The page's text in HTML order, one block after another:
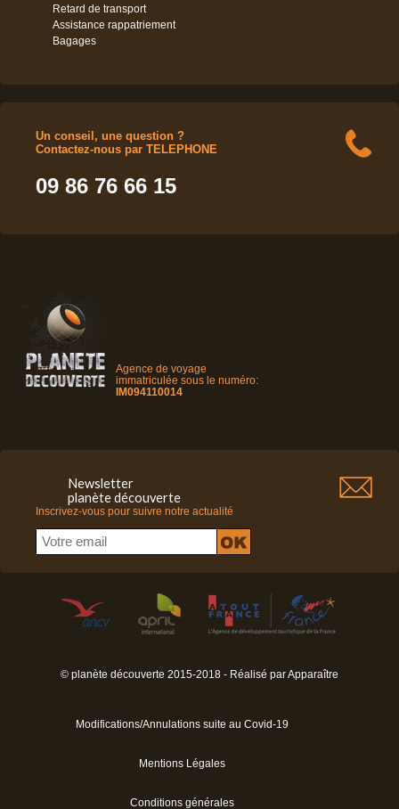
Retard de transport
Assistance rappatriement
Bagages
Un conseil, une question ?
Contactez-nous par TELEPHONE
09 86 76 66 15
Agence de voyage
immatriculée sous le numéro:
IM094110014
Newsletter
planète découverte
Inscrivez-vous pour suivre notre actualité
© planète découverte 2015-2018 - Réalisé parApparaître
Modifications/Annulations suite au Covid-19
Mentions Légales
Conditions générales